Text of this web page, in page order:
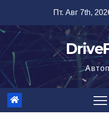
содержимому
Пт. Авг 7th,